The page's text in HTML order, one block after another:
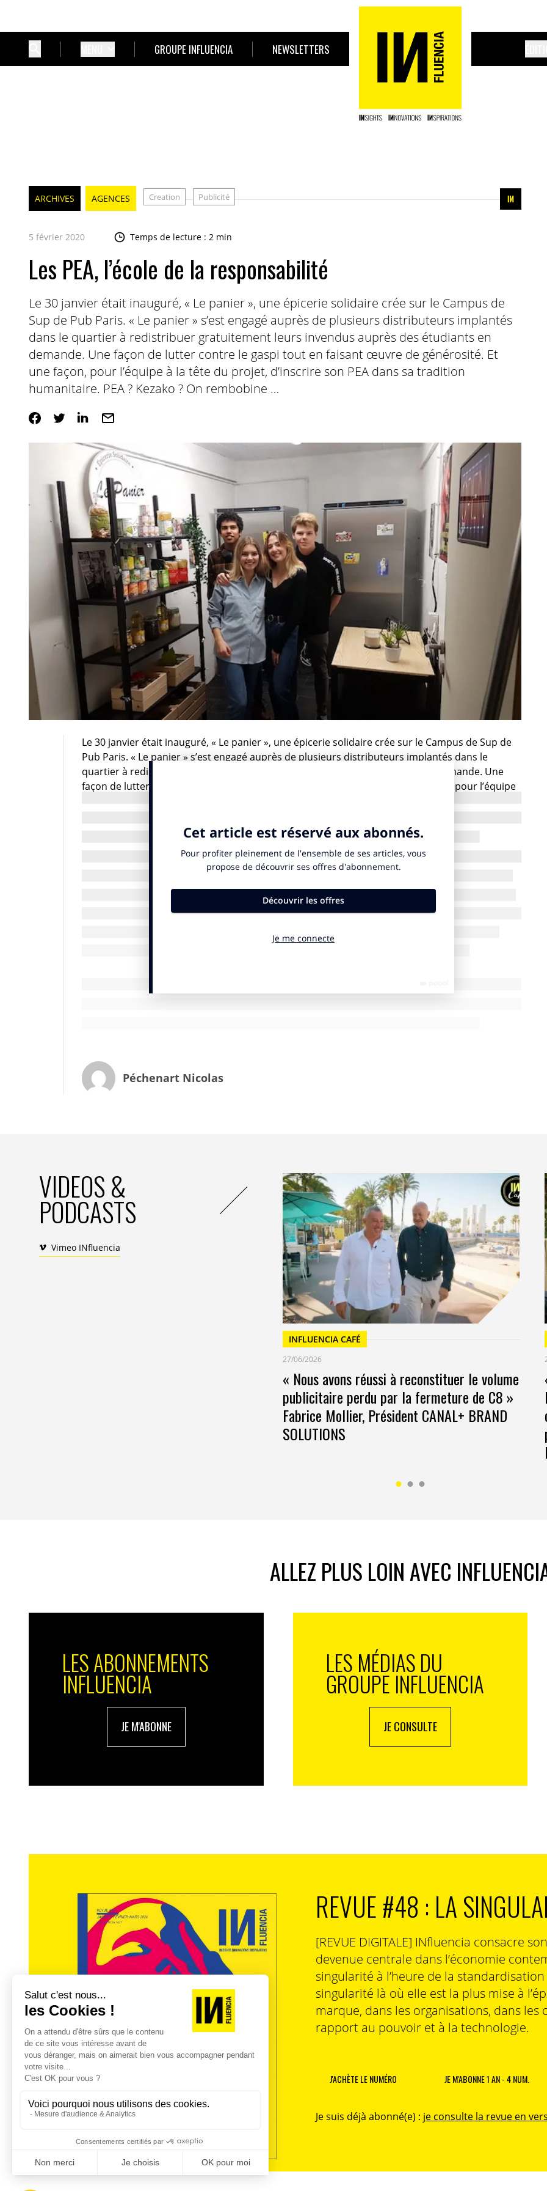
GROUPE INFLUENCIA NEWSLETTERS
ARCHIVES AGENCES Creation Publicité
5 février 2020 Temps de lecture : 2 min
Les PEA, l’école de la responsabilité
Le 30 janvier était inauguré, « Le panier », une épicerie solidaire crée sur le Campus de
Sup de Pub Paris. « Le panier » s’est engagé auprès de plusieurs distributeurs implantés
dans le quartier à redistribuer gratuitement leurs invendus auprès des étudiants en
demande. Une façon de lutter contre le gaspi tout en faisant œuvre de générosité. Et
une façon, pour l’équipe à la tête du projet, d’inscrire son PEA dans sa tradition
humanitaire. PEA ? Kezako ? On rembobine …
Le 30 janvier était inauguré, « Le panier », une épicerie solidaire crée sur le Campus de Sup de
Pub Paris. « Le panier » s’est engagé auprès de plusieurs distributeurs implantés dans le
quartier à redistribuer gratuitement leurs invendus auprès des étudiants en demande. Une
façon de lutter contre le gaspi tout en faisant œuvre de générosité. Et une façon, pour l’équipe
Les PEA ou projets extra-académiques sont nés de la volonté d’offrir aux plus jeunes étudiants
une première expérience de la responsabilité. Là où les stages de première année et de début
de deuxième année sont indispensables pour vivre l’entreprise, en découvrir les
ceux qui le souhaitent de prendre le leadership sur toute ou partie du projet. Ainsi, totalement
en charge de la réussite de leur projet et du budget qui leur est confié, les étudiants
lequel évolue Sup de Pub (9.000 étudiants et personnels éducatifs ou administratifs) :
En 2020, une orientation des PEA très ancrée dans l’engagement sociétal
En définitive, si l’on présente souvent la Génération Z comme rétive à l’apprentissage
traditionnel, on peut considérer les PEA comme une expérience assez inédite de learning by
doing. Et si cette aventure est aussi l’opportunité d’exprimer les attentes altruistes qui
l’animent, gageons que le pari pédagogique sera réussi !
Photo de couverture : L’équipe étudiante du Panier : Mauro Salvador CABREJOS OJEDA, Pauline
Péchenart Nicolas
VIDEOS &
PODCASTS
Vimeo INfluencia
INFLUENCIA CAFÉ
27/06/2026
« Nous avons réussi à reconstituer le volume
publicitaire perdu par la fermeture de C8 »
Fabrice Mollier, Président CANAL+ BRAND
SOLUTIONS
ALLEZ PLUS LOIN AVEC
LES ABONNEMENTS
INFLUENCIA
JE M'ABONNE
LES MÉDIAS DU
GROUPE INFLUENCIA
JE CONSULTE
REVUE #48 : LA
[REVUE DIGITALE] INfluencia consacre
devenue centrale dans l’économie
singularité à l’heure de la
singularité là où elle est la plus mise à
marque, dans les organisations, dans les
rapport au pouvoir et à la technologie.
J'ACHÈTE LE NUMÉRO JE M'ABONNE 1 AN - 4 NUM.
Je suis déjà abonné(e) : je consulte la revue en